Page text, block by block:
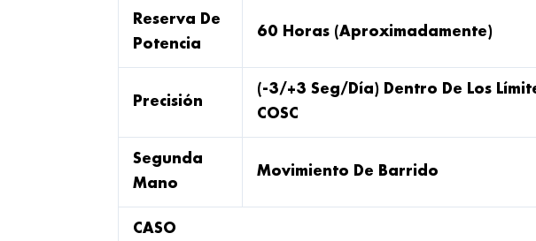
Reserva De
Potencia
60 Horas (aproximadamente)
Precisión
(-3/+3 Seg/día) Dentro De Los
COSC
Segunda
Mano
Movimiento De Barrido
CASO